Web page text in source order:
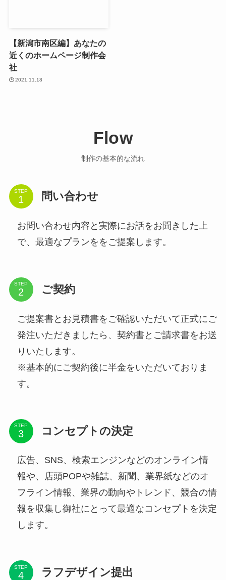
【新潟市南区編】あなたの
近くのホームページ制作会
社
2021.11.18
Flow
制作の基本的な流れ
STEP 問い合わせ
お問い合わせ内容と実際にお話をお聞きした上
で、最適なプランををご提案します。
STEP ご契約
ご提案書とお見積書をご確認いただいて正式にご
発注いただきましたら、契約書とご請求書をお送
りいたします。
※基本的にご契約後に半金をいただいておりま
す。
STEP コンセプトの決定
広告、SNS、検索エンジンなどのオンライン情
報や、店頭POPや雑誌、新聞、業界紙などのオ
フライン情報、業界の動向やトレンド、競合の情
報を収集し御社にとって最適なコンセプトを決定
します。
STEP ラフデザイン提出